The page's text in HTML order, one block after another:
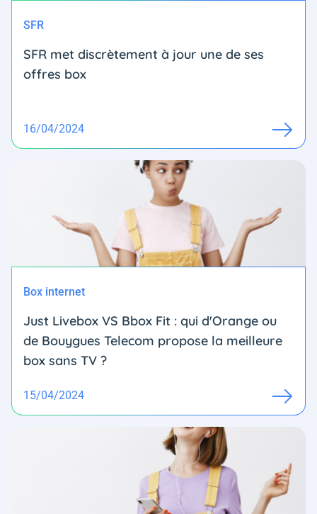
SFR
SFR met discrètement à jour une de ses
offres box
16/04/2024
Box internet
Just Livebox VS Bbox Fit : qui d'Orange ou
de Bouygues Telecom propose la meilleure
box sans TV ?
15/04/2024